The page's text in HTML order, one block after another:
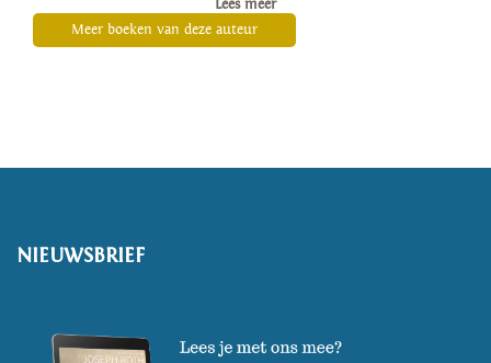
als een organisatie haar
meest invloedrijke vrouwen in
Lees meer
Meer boeken van deze auteur
NIEUWSBRIEF